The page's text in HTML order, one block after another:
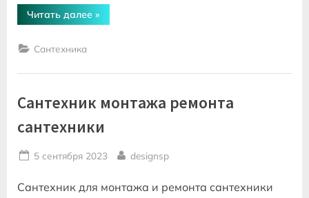
Читать далее “Установка
сантехники
»
Сантехника
Сантехник монтажа ремонта
сантехники
Posted
5 сентября 2023 By
designsp
Сантехник для монтажа и ремонта сантехники